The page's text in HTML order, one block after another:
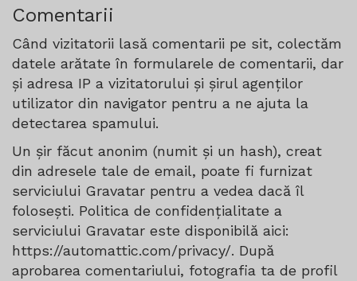
Comentarii
Când vizitatorii lasă comentarii pe sit, colectăm
datele arătate în formularele de comentarii, dar
și adresa IP a vizitatorului și șirul agenților
utilizator din navigator pentru a ne ajuta la
detectarea spamului.
Un șir făcut anonim (numit și un hash), creat
din adresele tale de email, poate fi furnizat
serviciului Gravatar pentru a vedea dacă îl
folosești. Politica de confidențialitate a
serviciului Gravatar este disponibilă aici:
https://automattic.com/privacy/. După
aprobarea comentariului, fotografia ta de profil